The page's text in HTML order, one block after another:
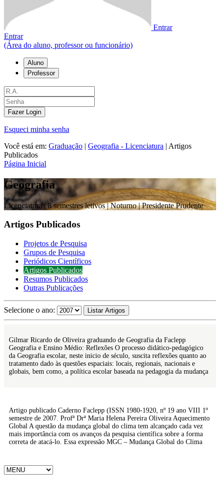
Entrar
Entrar
(Área do aluno, professor ou funcionário)
Aluno
Professor
Fazer Login
Esqueci minha senha
Você está em: Graduação | Geografia - Licenciatura | Artigos
Publicados
Página Inicial
Geografia
Licenciatura |8 semestres letivos | Noturno| Presidente Prudente
Artigos Publicados
Projetos de Pesquisa
Grupos de Pesquisa
Periódicos Científicos
Artigos Publicados
Resumos Publicados
Outras Publicações
Selecione o ano:
Gilmar Ricardo de Oliveira graduando de Geografia da Faclepp
Geografia e Ensino Médio: Reflexões O processo didático-pedagógico
da Geografia escolar, neste inicio de século, suscita reflexões quanto ao
tratamento dado às questões espaciais: locais, regionais, nacionais e
globais, bem como, a política escolar baseada na pedagogia da mudança
Artigo publicado Caderno Faclepp (ISSN 1980-1920, nº 19 ano VIII 1º
semestre de 2007. Profª Drª Maria Helena Pereira Oliveira Aquecimento
Global A questão da mudança global do clima tem alcançado cada vez
mais importância com os avanços da pesquisa científica sobre a forma
correta de atacá-lo. Essa expressão MGC – Mudança Global do Clima